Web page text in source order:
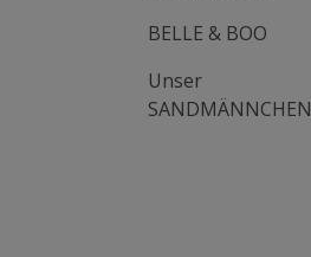
BELLE & BOO
Unser
SANDMÄNNCHEN